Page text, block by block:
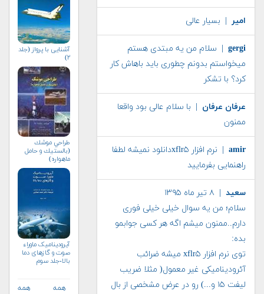
امیر | بسیار عالی
gergi | سلام من یه مبتدی هستم
میخواستم بدونم چطوری باید باهاش کار
کرد؟ با تشکر
عرفان عرفان | با سلام عالی بود واقعا
ممنون
amir
| نرم افزار xflr۵دانلود نمیشه لطفا
راهنمایی بفرمایید
سعید
سلام؛ من یه سوال خیلی خیلی فوری
دارم..ممنون میشم اگه هر کسی جوابمو
بده:
توی نرم افزار xflr۵ میشه ضرائب
آئرودینامیکی غیر معمول( مثلا ضریب
لیفت ۱۵ و...) رو در عرض مشخصی از بال
آشنایی با پرواز (جلد
۲)
طراحي موشك
(بالستيك و حامل
ماهواره)
آیرودینامیک ماوراء
صوت و گازهای دما
بالا-جلد سوم
همه
همه